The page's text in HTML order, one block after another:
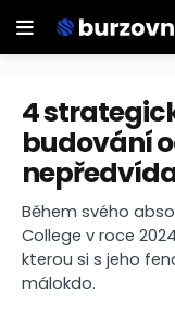
4
budování
Během svého
College v roce
kterou si s jeho
málokdo.